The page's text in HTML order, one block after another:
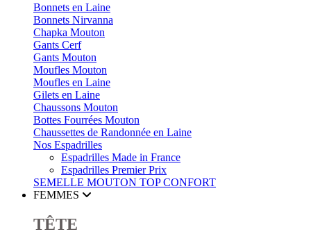
Bonnets en Laine
Bonnets Nirvanna
Chapka Mouton
Gants Cerf
Gants Mouton
Moufles Mouton
Moufles en Laine
Gilets en Laine
Chaussons Mouton
Bottes Fourrées Mouton
Chaussettes de Randonnée en Laine
Nos Espadrilles
Espadrilles Made in France
Espadrilles Premier Prix
SEMELLE MOUTON TOP CONFORT
FEMMES
TÊTE